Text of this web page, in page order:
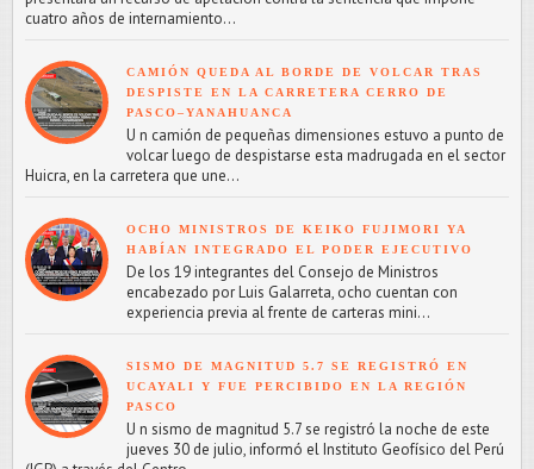
cuatro años de internamiento...
CAMIÓN QUEDA AL BORDE DE VOLCAR TRAS
DESPISTE EN LA CARRETERA CERRO DE
PASCO–YANAHUANCA
U n camión de pequeñas dimensiones estuvo a punto de
volcar luego de despistarse esta madrugada en el sector
Huicra, en la carretera que une...
OCHO MINISTROS DE KEIKO FUJIMORI YA
HABÍAN INTEGRADO EL PODER EJECUTIVO
De los 19 integrantes del Consejo de Ministros
encabezado por Luis Galarreta, ocho cuentan con
experiencia previa al frente de carteras mini...
SISMO DE MAGNITUD 5.7 SE REGISTRÓ EN
UCAYALI Y FUE PERCIBIDO EN LA REGIÓN
PASCO
U n sismo de magnitud 5.7 se registró la noche de este
jueves 30 de julio, informó el Instituto Geofísico del Perú